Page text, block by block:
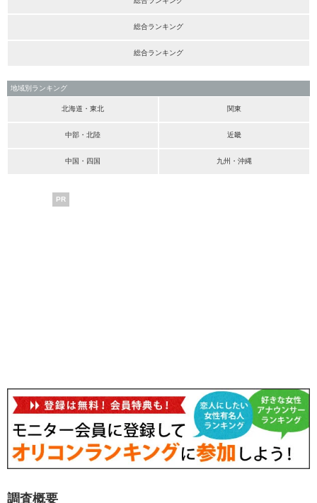
総合ランキング
総合ランキング
地域別ランキング
北海道・東北 関東
中部・北陸 近畿
中国・四国 九州・沖縄
PR
調査概要